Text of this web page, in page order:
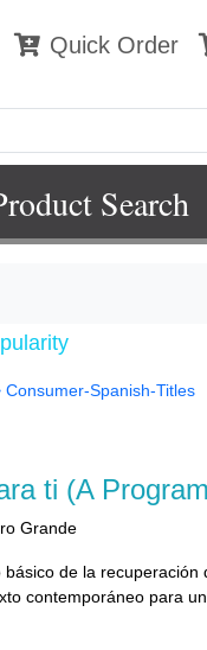
Shop
Quick Order
Search
Consumer-Spanish-Titles
ti (A
Grande
básico de la
contemporáneo para